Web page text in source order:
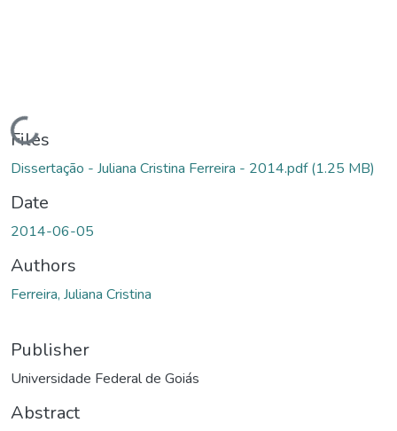
Loading...
Files
Dissertação - Juliana Cristina Ferreira - 2014.pdf(1.25 MB)
Date
2014-06-05
Authors
Ferreira, Juliana Cristina
Publisher
Universidade Federal de Goiás
Abstract